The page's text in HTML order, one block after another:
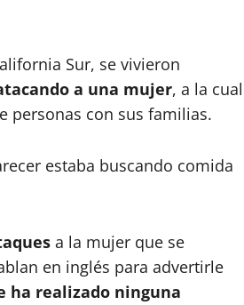
Sur, se vivieron
a una mujer, a la cual
personas con sus familias.
estaba buscando comida
a la mujer que se
en inglés para advertirle
ha realizado ninguna